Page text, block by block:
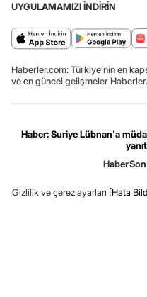
UYGULAMAMIZI İNDİRİN
Haberler.com: Türkiye’nin en
ve en güncel gelişmeler
Haber: Suriye Lübnan'a
Haber
Gizlilik ve çerez ayarları [Hata